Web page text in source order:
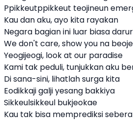
Ppikkeutppikkeut teojineun
Kau dan aku, ayo kita rayakan
Negara bagian ini luar biasa
We don't care, show you na
Yeogijeogi, look at our paradise
Kami tak peduli, tunjukkan aku
Di sana-sini, lihatlah surga kita
Eodikkaji galji yesang bakkiya
Sikkeulsikkeul bukjeokae
Kau tak bisa memprediksi